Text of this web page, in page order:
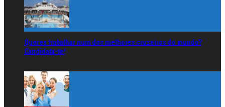
Queres trabalhar num dos melhores cruzeiros do mundo?
Candidata-te!